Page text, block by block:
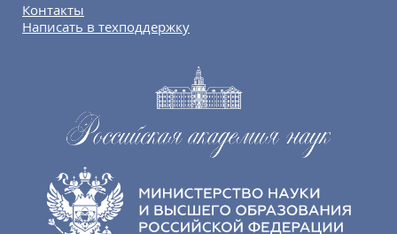
Контакты
Написать в техподдержку